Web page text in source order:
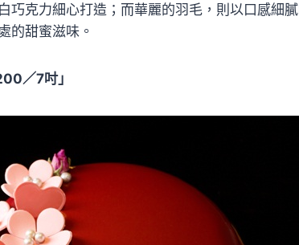
巧克力細心打造；而華麗的羽毛，則以口感細
的甜蜜滋味。
／7吋」